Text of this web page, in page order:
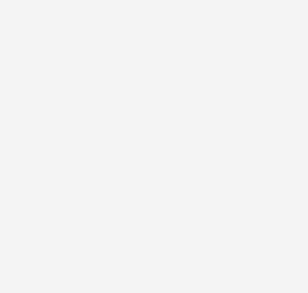
Vergleichstests beweisen: Sommer- und
in Sachen Sicherheit überlegen.
Die mit speziellen Lamellen und Profilrillen
den Gefahren durch Aquaplaning vor.
sind das Ergebnis.